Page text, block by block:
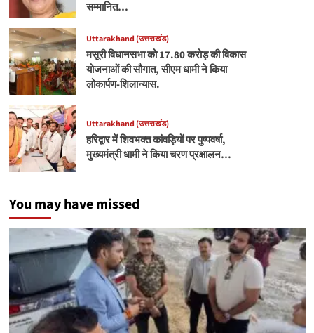
सम्मानित…
Uttarakhand (उत्तराखंड)
मसूरी विधानसभा को 17.80 करोड़ की विकास
योजनाओं की सौगात, सीएम धामी ने किया
लोकार्पण-शिलान्यास.
Uttarakhand (उत्तराखंड)
हरिद्वार में शिवभक्त कांवड़ियों पर पुष्पवर्षा,
मुख्यमंत्री धामी ने किया चरण प्रक्षालन…
You may have missed